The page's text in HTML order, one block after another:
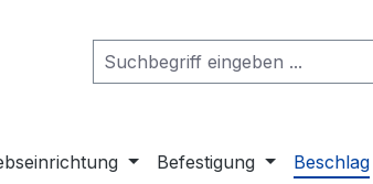
Befestigung Beschlag